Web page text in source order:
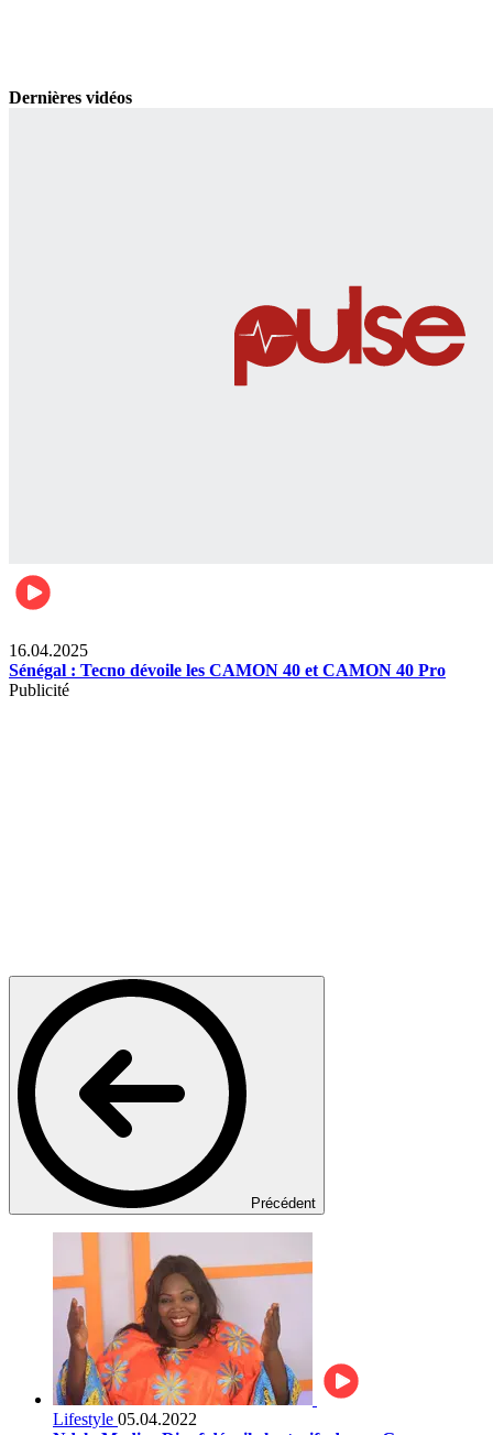
Dernières vidéos
16.04.2025
Sénégal : Tecno dévoile les CAMON 40 et CAMON 40 Pro
Publicité
Précédent
Lifestyle 05.04.2022